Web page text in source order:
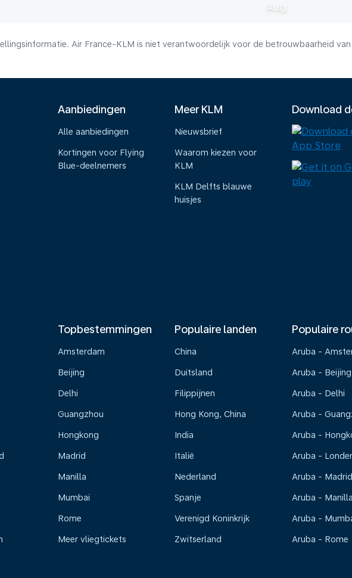
Aug.
Air France-KLM is niet verantwoordelijk voor de betrouwbaarheid van
Aanbiedingen
Alle aanbiedingen
Kortingen voor Flying
Blue-deelnemers
Meer KLM
Nieuwsbrief
Waarom kiezen voor
KLM
KLM Delfts blauwe
huisjes
Download
Topbestemmingen
Amsterdam
Beijing
Delhi
Guangzhou
Hongkong
Madrid
Manilla
Mumbai
Rome
Meer vliegtickets
Populaire landen
China
Duitsland
Filippijnen
Hong Kong, China
India
Italië
Nederland
Spanje
Verenigd Koninkrijk
Zwitserland
Populaire
Aruba -
Aruba - Beijing
Aruba - Delhi
Aruba -
Aruba -
Aruba -
Aruba - Madrid
Aruba - Manilla
Aruba -
Aruba - Rome